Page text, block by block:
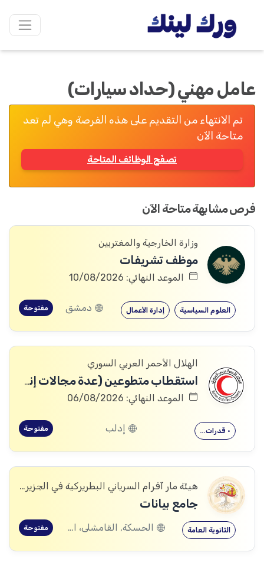
عامل مهني (حداد سيارات)
تم الانتهاء من التقديم على هذه الفرصة وهي لم تعد
متاحة الآن
تصفّح الوظائف المتاحة
فرص مشابهة متاحة الآن
وزارة الخارجية والمغتربين
موظف تشريفات
الموعد النهائي: 10/08/2026
إدارة الأعمال العلوم السياسية دمشق مفتوحة
الهلال الأحمر العربي السوري
استقطاب متطوعين (عدة مجالات إنسانية وإدارية)
الموعد النهائي: 06/08/2026
• قدرات… إدلب مفتوحة
هيئة مار آفرام السرياني البطريركية في الجزيرة والفرات
جامع بيانات
الثانوية العامة الحسكة, القامشلى، الحسكة, الكرامة، الرقة, اليعربية، المالكية، الحسكة, العريشة، الحسكة, الشدادي، الحسكة مفتوحة